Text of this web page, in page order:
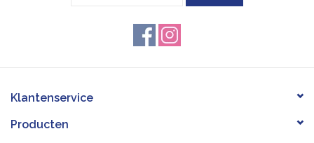
Klantenservice
Producten